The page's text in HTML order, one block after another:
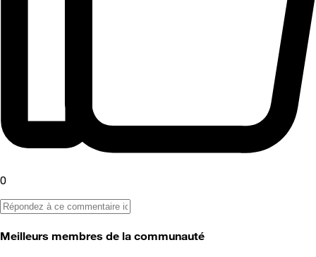
0
Meilleurs membres de la communauté